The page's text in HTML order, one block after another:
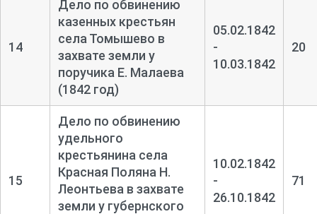
14
Дело по обвинению
казенных крестьян
села Томышево в
захвате земли у
поручика Е. Малаева
(1842 год)
05.02.1842
-
10.03.1842
20
15
Дело по обвинению
удельного
крестьянина села
Красная Поляна Н.
Леонтьева в захвате
земли у губернского
10.02.1842
-
26.10.1842
71